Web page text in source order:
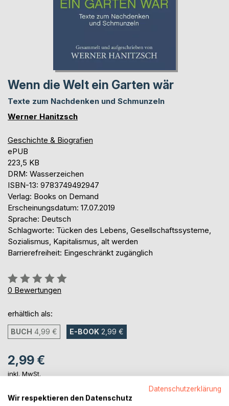
Wenn die Welt ein Garten wär
Texte zum Nachdenken und Schmunzeln
Werner Hanitzsch
Geschichte & Biografien
ePUB
223,5 KB
DRM: Wasserzeichen
ISBN-13: 9783749492947
Verlag: Books on Demand
Erscheinungsdatum: 17.07.2019
Sprache: Deutsch
Schlagworte: Tücken des Lebens, Gesellschaftssysteme,
Sozialismus, Kapitalismus, alt werden
Barrierefreiheit: Eingeschränkt zugänglich
Bewertung::
0%
0 Bewertungen
erhältlich als:
BUCH 4,99 € E-BOOK 2,99 €
2,99 €
inkl. MwSt.
Datenschutzerklärung
Wir respektieren den Datenschutz